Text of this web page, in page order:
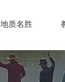
地质名胜